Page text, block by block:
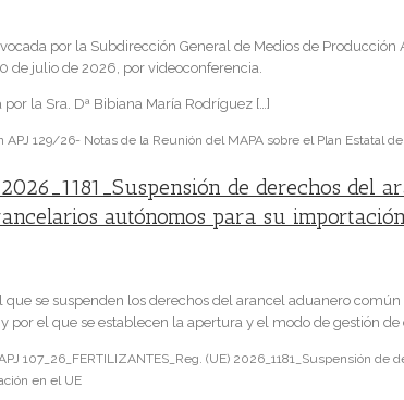
por la Subdirección General de Medios de Producción
de julio de 2026, por videoconferencia.
la Sra. Dª Bibiana María Rodríguez […]
APJ 129/26- Notas de la Reunión del MAPA sobre el Plan Estatal
2026_1181_Suspensión de derechos
autónomos para su
se suspenden los derechos del arancel aduanero
por el que se establecen la apertura y el modo de gestión de
107_26_FERTILIZANTES_Reg. (UE) 2026_1181_Suspensión
en el UE